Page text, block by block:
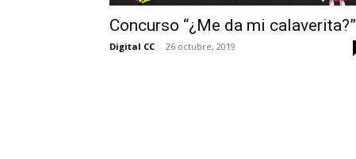
Concurso “¿Me da mi calaverita?”
Digital CC - 26 octubre, 2019